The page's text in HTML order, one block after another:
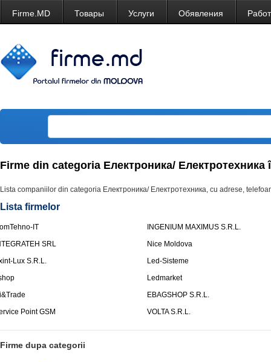
Firme.MD Товары Услуги Обявления
Firme din categoria Електроника/ Електротехника
Lista companiilor din categoria Електроника/ Електротехника, cu adrese,
Lista firmelor
IT
INGENIUM MAXIMUS S.R.L.
SRL
Nice Moldova
Lux S.R.L.
Led-Sisteme
Ledmarket
EBAGSHOP S.R.L.
Point GSM
VOLTA S.R.L.
Firme dupa categorii